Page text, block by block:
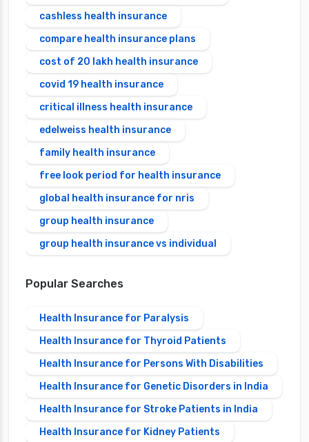
cashless health insurance
compare health insurance plans
cost of 20 lakh health insurance
covid 19 health insurance
critical illness health insurance
edelweiss health insurance
family health insurance
free look period for health insurance
global health insurance for nris
group health insurance
group health insurance vs individual
Popular Searches
Health Insurance for Paralysis
Health Insurance for Thyroid Patients
Health Insurance for Persons With Disabilities
Health Insurance for Genetic Disorders in India
Health Insurance for Stroke Patients in India
Health Insurance for Kidney Patients